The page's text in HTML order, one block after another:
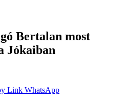
Bertalan most
Jókaiban
Link WhatsApp